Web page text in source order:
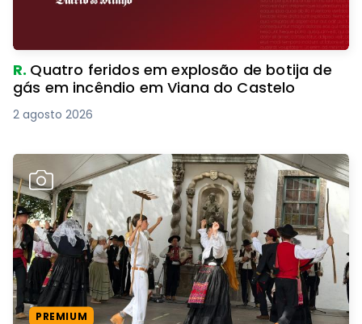
R. Quatro feridos em explosão de botija de
gás em incêndio em Viana do Castelo
2 agosto 2026
PREMIUM